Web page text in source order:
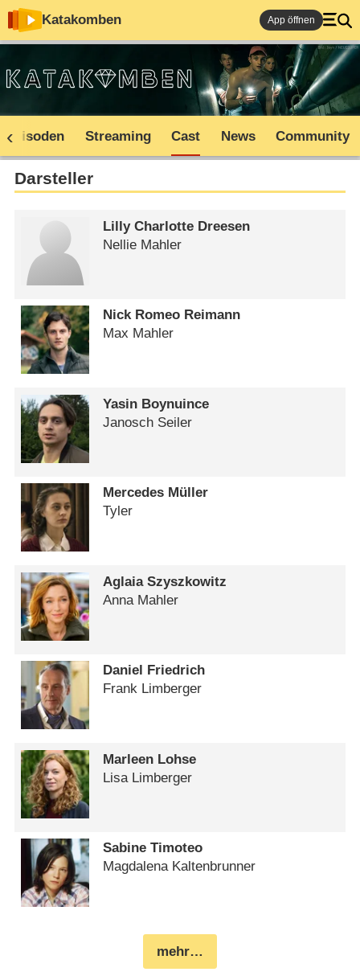
Katakomben App öffnen
Episoden Streaming Cast News Community
Darsteller
Lilly Charlotte Dreesen
Nellie Mahler
Nick Romeo Reimann
Max Mahler
Yasin Boynuince
Janosch Seiler
Mercedes Müller
Tyler
Aglaia Szyszkowitz
Anna Mahler
Daniel Friedrich
Frank Limberger
Marleen Lohse
Lisa Limberger
Sabine Timoteo
Magdalena Kaltenbrunner
mehr…